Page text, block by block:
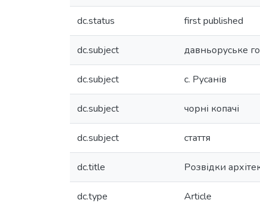
dc.status first published
dc.subject давньоруське
dc.subject с. Русанів
dc.subject чорні копачі
dc.subject стаття
dc.title Розвідки
dc.type Article